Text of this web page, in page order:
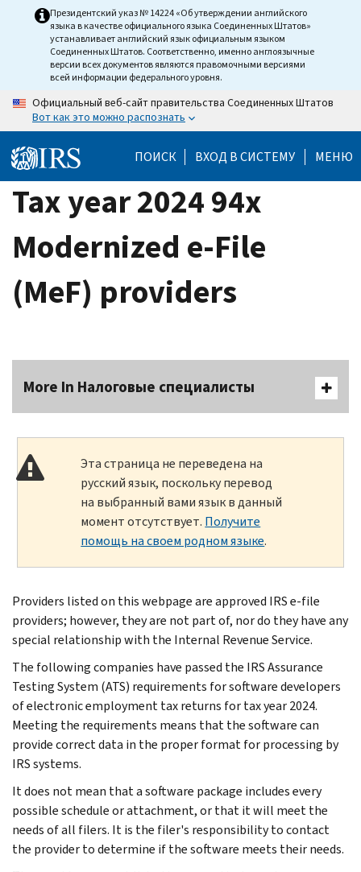
Президентский указ № 14224 «Об утверждении английского
языка в качестве официального языка Соединенных Штатов»
устанавливает английский язык официальным языком
Соединенных Штатов. Соответственно, именно англоязычные
версии всех документов являются правомочными версиями
всей информации федерального уровня.
Официальный веб-сайт правительства Соединенных Штатов
Вот как это можно распознать
ПОИСК ВХОД В СИСТЕМУ МЕНЮ
Tax year 2024 94x
Modernized e-File
(MeF) providers
More In Налоговые специалисты
Эта страница не переведена на
русский язык, поскольку перевод
на выбранный вами язык в данный
момент отсутствует. Получите
помощь на своем родном языке.
Providers listed on this webpage are approved IRS e-file
providers; however, they are not part of, nor do they have any
special relationship with the Internal Revenue Service.
The following companies have passed the IRS Assurance
Testing System (ATS) requirements for software developers
of electronic employment tax returns for tax year 2024.
Meeting the requirements means that the software can
provide correct data in the proper format for processing by
IRS systems.
It does not mean that a software package includes every
possible schedule or attachment, or that it will meet the
needs of all filers. It is the filer's responsibility to contact
the provider to determine if the software meets their needs.